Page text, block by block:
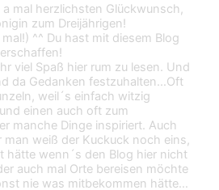
mal herzlichsten Glückwunsch,
zum Dreijährigen!
^^ Du hast mit diesem Blog
viel Spaß hier rum zu lesen. Und
da Gedanken festzuhalten…Oft
weil´s einfach witzig
einen auch oft zum
manche Dinge inspiriert. Auch
man weiß der Kuckuck noch eins,
hätte wenn´s den Blog hier nicht
auch mal Orte bereisen möchte
nie was mitbekommen hätte…